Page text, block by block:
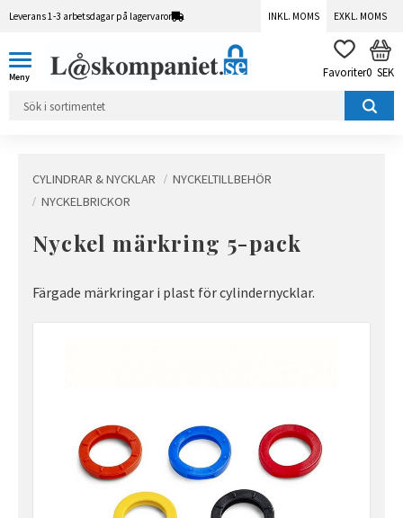
Leverans 1-3 arbetsdagar på lagervaror INKL. MOMS EXKL. MOMS
FAVORITER
0 SEK
CYLINDRAR & NYCKLAR
NYCKELTILLBEHÖR
NYCKELBRICKOR
Nyckel märkring 5-pack
Färgade märkringar i plast för cylindernycklar.